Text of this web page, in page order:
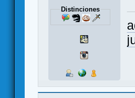
Distinciones